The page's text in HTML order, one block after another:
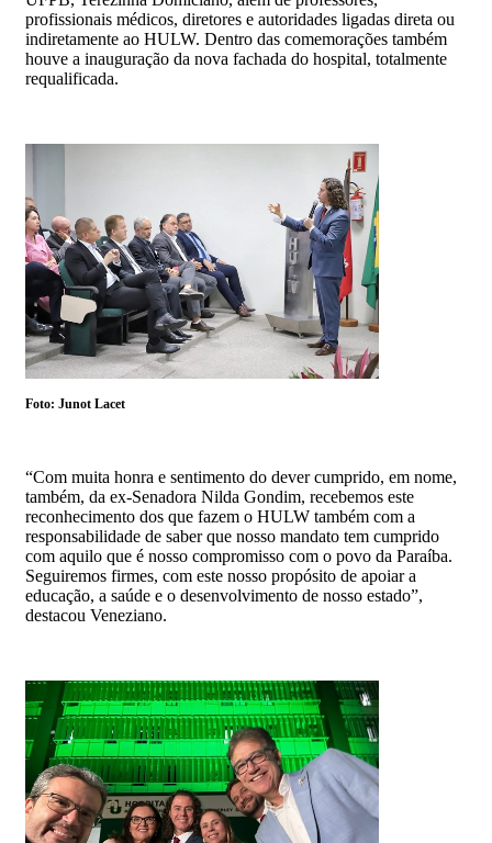
profissionais médicos, diretores e autoridades ligadas direta ou
indiretamente ao HULW. Dentro das comemorações também
houve a inauguração da nova fachada do hospital, totalmente
requalificada.
Foto: Junot Lacet
“Com muita honra e sentimento do dever cumprido, em nome,
também, da ex-Senadora Nilda Gondim, recebemos este
reconhecimento dos que fazem o HULW também com a
responsabilidade de saber que nosso mandato tem cumprido
com aquilo que é nosso compromisso com o povo da Paraíba.
Seguiremos firmes, com este nosso propósito de apoiar a
educação, a saúde e o desenvolvimento de nosso estado”,
destacou Veneziano.